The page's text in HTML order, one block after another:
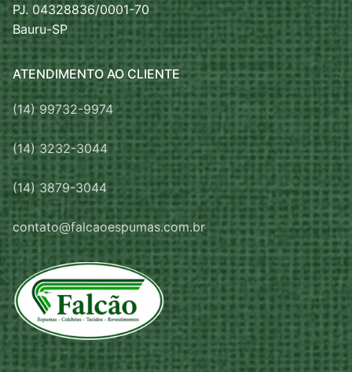
PJ. 04328836/0001-70
Bauru-SP
ATENDIMENTO AO CLIENTE
(14) 99732-9974
(14) 3232-3044
(14) 3879-3044
contato@falcaoespumas.com.br